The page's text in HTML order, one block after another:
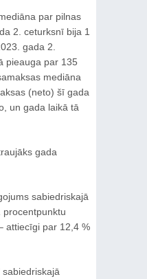
par pilnas
2. ceturksnī bija 1
gada 2.
pieauga par 135
mediāna
(neto) šī gada
un gada laikā tā
gada
sabiedriskajā
attiecīgi par 12,4 %